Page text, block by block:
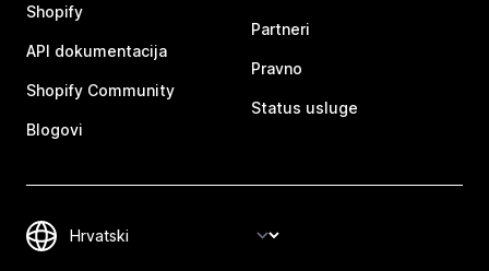
Shopify
API dokumentacija
Shopify Community
Blogovi
Partneri
Pravno
Status usluge